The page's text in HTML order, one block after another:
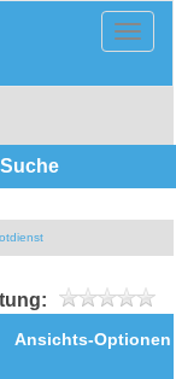
Suche
Ansichts-Optionen